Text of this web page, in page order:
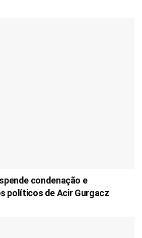
condenação e
políticos de Acir Gurgacz